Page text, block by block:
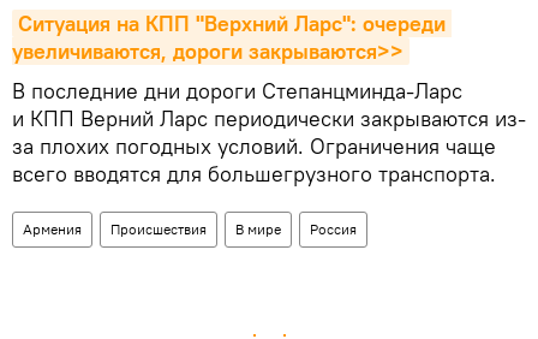
Ситуация на КПП "Верхний Ларс": очереди
увеличиваются, дороги закрываются>>
В последние дни дороги Степанцминда-Ларс
и КПП Верний Ларс периодически закрываются из-
за плохих погодных условий. Ограничения чаще
всего вводятся для большегрузного транспорта.
Армения Происшествия В мире Россия